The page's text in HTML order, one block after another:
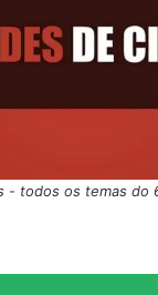
- todos os temas do